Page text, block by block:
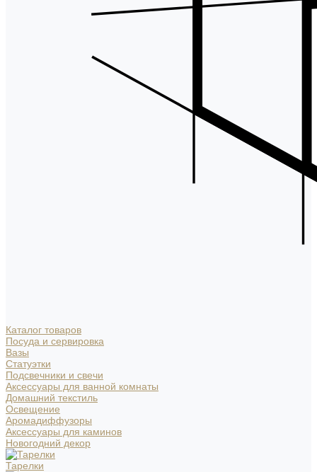
Каталог товаров
Посуда и сервировка
Вазы
Статуэтки
Подсвечники и свечи
Аксессуары для ванной комнаты
Домашний текстиль
Освещение
Аромадиффузоры
Аксессуары для каминов
Новогодний декор
Тарелки